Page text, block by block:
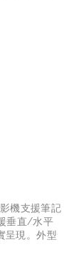
機支援筆記
垂直/水平
呈現。外型